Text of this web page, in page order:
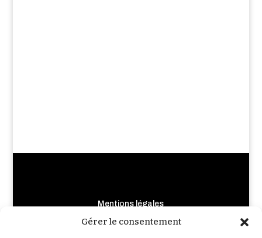
Gérer le consentement
Mentions légales
Crédits photo et illustrations